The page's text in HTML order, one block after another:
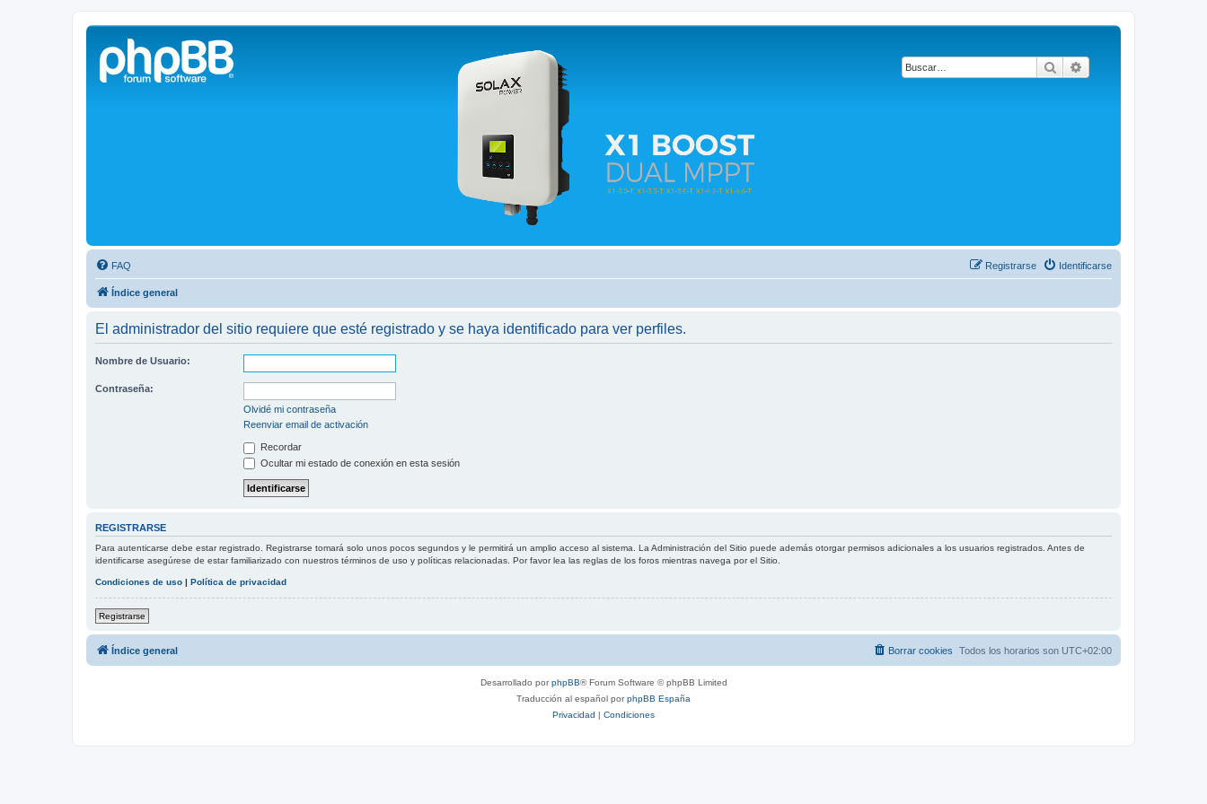
Buscar
Solax FAQ
Lugar para intercambiar dudas sobre inversores solares Solax y temas relacionados.
FAQ Identificarse
Registrarse
Índice general
El administrador del sitio requiere que esté registrado y se haya identificado para ver perfiles.
Nombre de Usuario:
Contraseña:
Olvidé mi contraseña
Reenviar email de activación
Recordar
Ocultar mi estado de conexión en esta sesión
REGISTRARSE
Para autenticarse debe estar registrado. Registrarse tomará solo unos pocos segundos y le permitirá un amplio acceso al sistema. La Administración del Sitio puede además otorgar permisos adicionales a los usuarios registrados. Antes de
identificarse asegúrese de estar familiarizado con nuestros términos de uso y políticas relacionadas. Por favor lea las reglas de los foros mientras navega por el Sitio.
Condiciones de uso | Política de privacidad
Registrarse
Índice general Todos los horarios son UTC+02:00
Borrar cookies
Desarrollado porphpBB® Forum Software © phpBB Limited
Traducción al español porphpBB España
Privacidad | Condiciones